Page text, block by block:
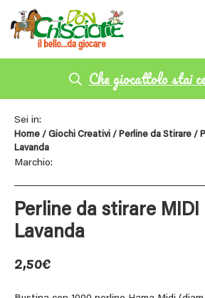
Che giocattolo stai
Sei in:
Home / Giochi Creativi / Perline da Stirare /
Lavanda
Marchio:
Perline da stirare MIDI
Lavanda
2,50€